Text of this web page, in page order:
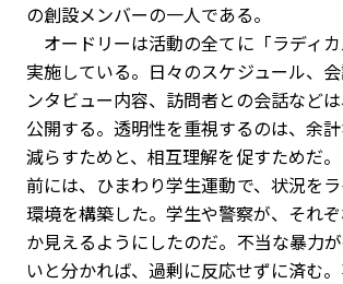
の創設メンバーの一人である。
オードリーは活動の全てに「ラディ
実施している。日々のスケジュール、
ンタビュー内容、訪問者との会話など
公開する。透明性を重視するのは、余
減らすためと、相互理解を促すためだ
前には、ひまわり学生運動で、状況を
環境を構築した。学生や警察が、それ
か見えるようにしたのだ。不当な暴力
いと分かれば、過剰に反応せずに済む